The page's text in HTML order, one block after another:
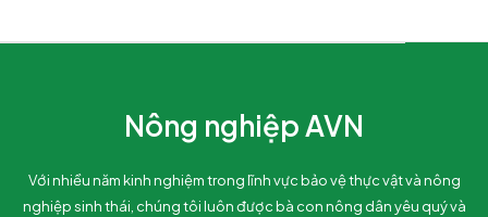
Nông nghiệp AVN
Với nhiều năm kinh nghiệm trong lĩnh vực bảo vệ thực vật và nông
nghiệp sinh thái, chúng tôi luôn được bà con nông dân yêu quý và